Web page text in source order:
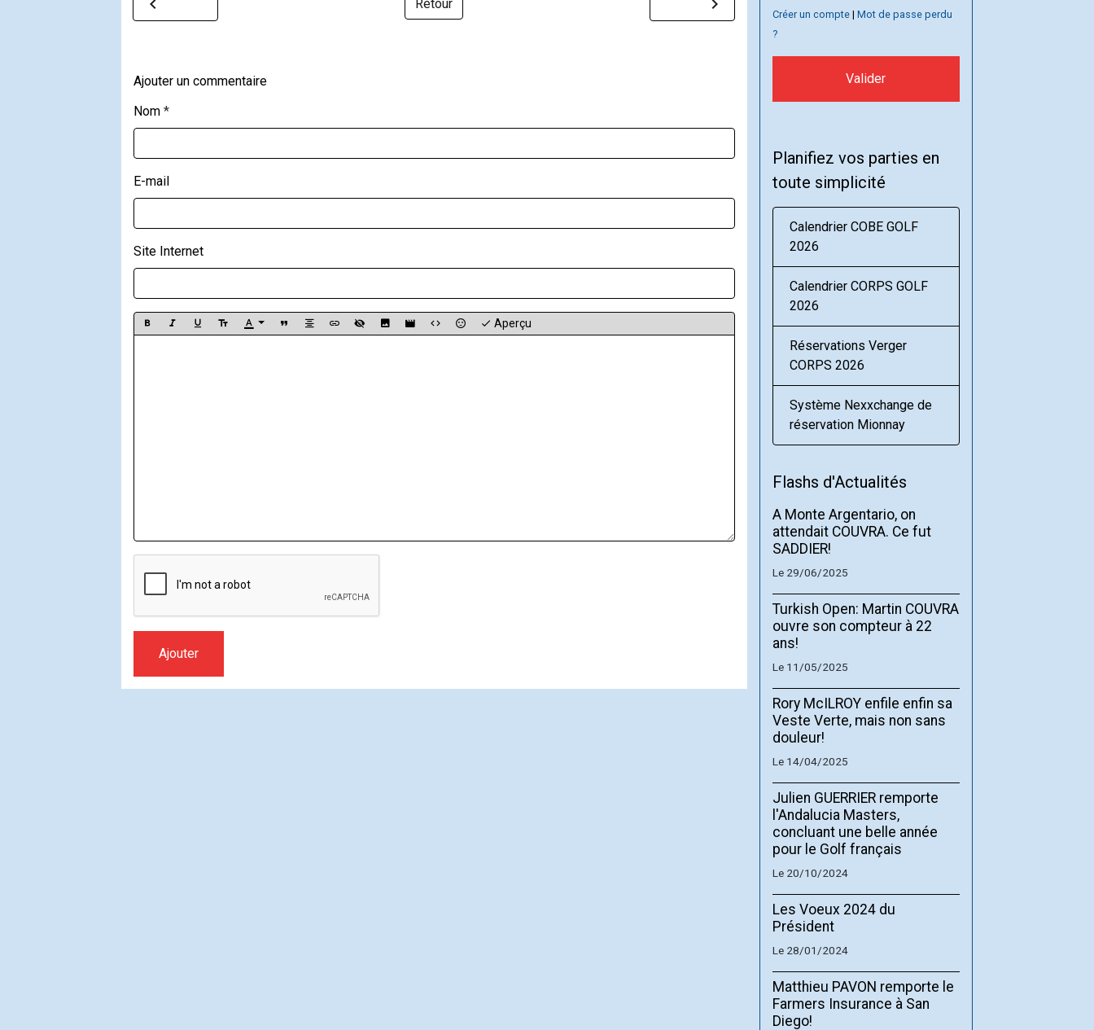
Retour
Ajouter un commentaire
Nom
E-mail
Site Internet
Aperçu
Ajouter
Créer un compte |Mot de passe perdu
?
Valider
Planifiez vos parties en
toute simplicité
Calendrier COBE GOLF
2026
Calendrier CORPS GOLF
2026
Réservations Verger
CORPS 2026
Système Nexxchange de
réservation Mionnay
Flashs d'Actualités
A Monte Argentario, on
attendait COUVRA. Ce fut
SADDIER!
Le 29/06/2025
Turkish Open: Martin COUVRA
ouvre son compteur à 22
ans!
Le 11/05/2025
Rory McILROY enfile enfin sa
Veste Verte, mais non sans
douleur!
Le 14/04/2025
Julien GUERRIER remporte
l'Andalucia Masters,
concluant une belle année
pour le Golf français
Le 20/10/2024
Les Voeux 2024 du
Président
Le 28/01/2024
Matthieu PAVON remporte le
Farmers Insurance à San
Diego!